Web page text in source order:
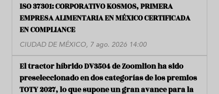
ISO 37301: CORPORATIVO KOSMOS, PRIMERA
EMPRESA ALIMENTARIA EN MÉXICO CERTIFICADA
EN COMPLIANCE
CIUDAD DE MÉXICO, 7 ago. 2026 14:00
El tractor híbrido DV3504 de Zoomlion ha sido
preseleccionado en dos categorías de los premios
TOTY 2027, lo que supone un gran avance para la